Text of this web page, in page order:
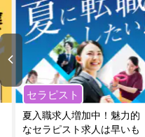
セラピスト
夏入職求人増加中！魅力的
なセラピスト求人は早いも